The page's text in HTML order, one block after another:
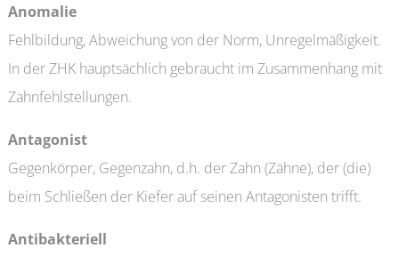
Anomalie
Fehlbildung, Abweichung von der Norm, Unregelmäßigkeit.
In der ZHK hauptsächlich gebraucht im Zusammenhang mit
Zahnfehlstellungen.
Antagonist
Gegenkörper, Gegenzahn, d.h. der Zahn (Zähne), der (die)
beim Schließen der Kiefer auf seinen Antagonisten trifft.
Antibakteriell